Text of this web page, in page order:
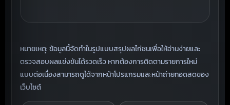
หมายเหตุ: ข้อมูลนี้จัดทำในรูปแบบสรุปผลไก่ชนเพื่อให้อ่านง่ายและ
ตรวจสอบผลแข่งขันได้รวดเร็ว หากต้องการติดตามรายการใหม่
แบบต่อเนื่องสามารถดูได้จากหน้าโปรแกรมและหน้าถ่ายทอดสดของ
เว็บไซต์